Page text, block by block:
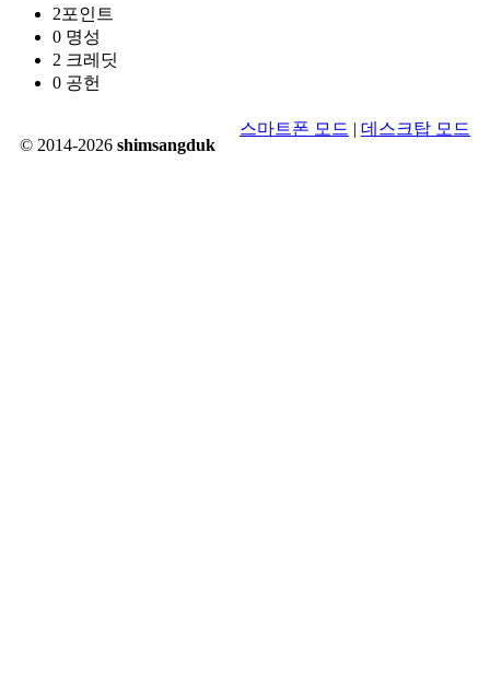
2포인트
0 명성
2 크레딧
0 공헌
© 2014-2026 shimsangduk
스마트폰 모드 | 데스크탑 모드